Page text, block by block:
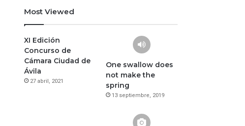
Most Viewed
XI Edición
Concurso de
Cámara Ciudad de
Ávila
27 abril, 2021
One swallow does
not make the
spring
13 septiembre, 2019